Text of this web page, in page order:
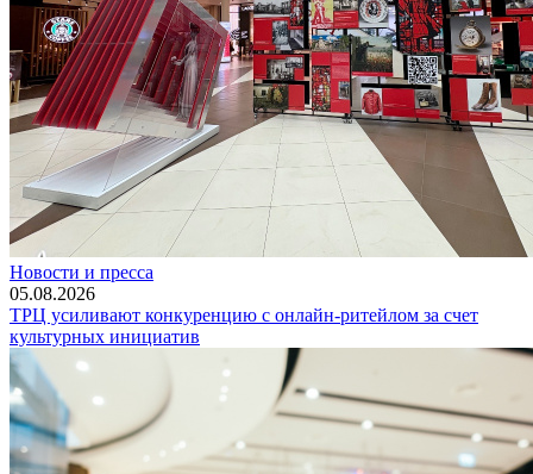
Новости и пресса
05.08.2026
ТРЦ усиливают конкуренцию с онлайн-ритейлом за счет
культурных инициатив